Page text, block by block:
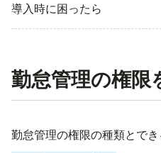
導入時に困ったら
勤怠管理の権限
勤怠管理の権限の種類とでき